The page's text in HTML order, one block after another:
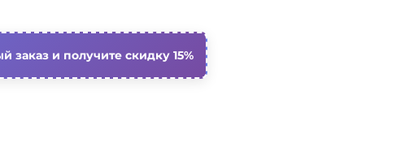
заказ и получите скидку 15%